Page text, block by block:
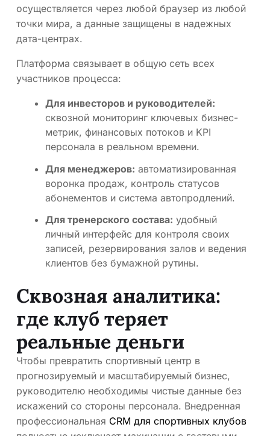
осуществляется через любой браузер из любой
точки мира, а данные защищены в надежных
дата-центрах.
Платформа связывает в общую сеть всех
участников процесса:
Для инвесторов и руководителей:
сквозной мониторинг ключевых бизнес-
метрик, финансовых потоков и KPI
персонала в реальном времени.
Для менеджеров: автоматизированная
воронка продаж, контроль статусов
абонементов и система автопродлений.
Для тренерского состава: удобный
личный интерфейс для контроля своих
записей, резервирования залов и ведения
клиентов без бумажной рутины.
Сквозная аналитика:
где клуб теряет
реальные деньги
Чтобы превратить спортивный центр в
прогнозируемый и масштабируемый бизнес,
руководителю необходимы чистые данные без
искажений со стороны персонала. Внедренная
профессиональная CRM для спортивных клубов